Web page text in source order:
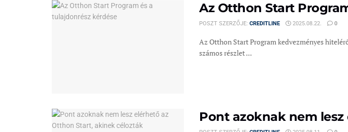
Az Otthon Start
POSZT SZERZŐJE: CREDITLINE 2025.08.22. 0
Az Otthon Start Program kedvezményes
számos részlet ...
Pont azoknak nem